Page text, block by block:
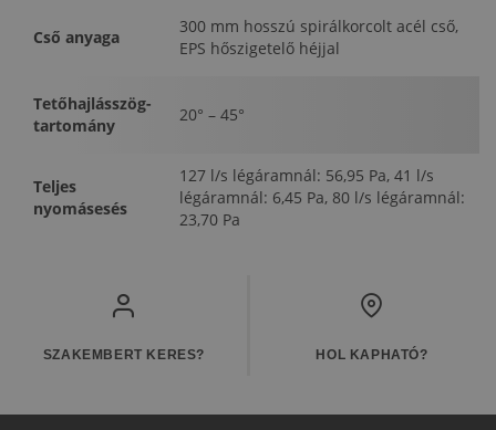
Cső anyaga
300 mm hosszú spirálkorcolt acél cső,
EPS hőszigetelő héjjal
Tetőhajlásszög-
tartomány
20° – 45°
Teljes
nyomásesés
127 l/s légáramnál: 56,95 Pa, 41 l/s
légáramnál: 6,45 Pa, 80 l/s légáramnál:
23,70 Pa
SZAKEMBERT KERES? HOL KAPHATÓ?